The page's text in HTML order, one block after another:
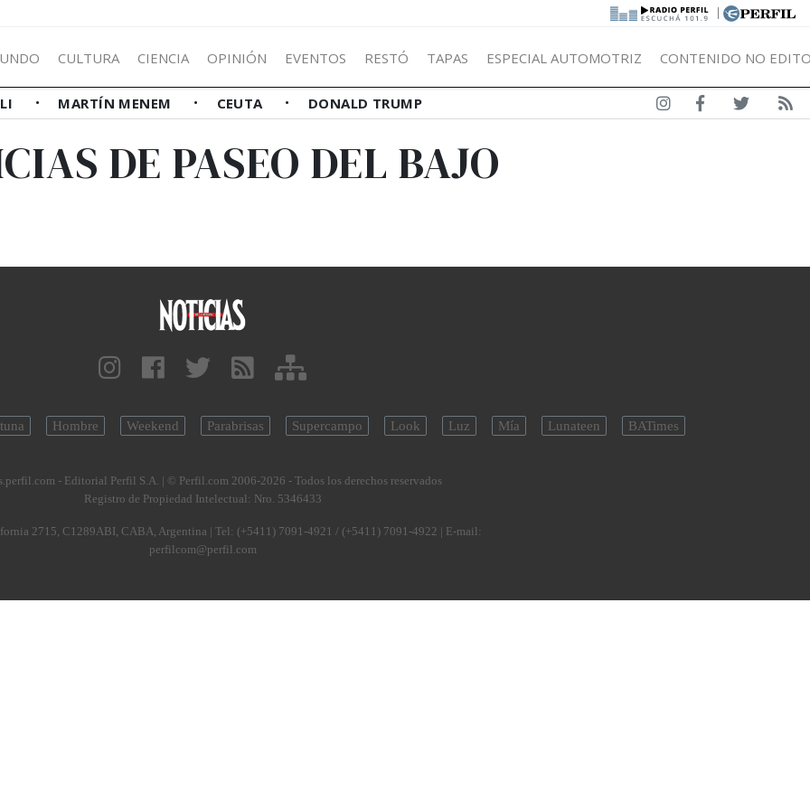
|
CULTURA CIENCIA OPINIÓN EVENTOS RESTÓ TAPAS ESPECIAL AUTOMOTRIZ CONTENIDO NO
MARTÍN MENEM CEUTA DONALD TRUMP
DE PASEO DEL BAJO
Hombre Weekend Parabrisas Supercampo Look Luz Mía Lunateen BATimes
- Editorial Perfil S.A. | © Perfil.com 2006-2026 - Todos los derechos reservados
Registro de Propiedad Intelectual: Nro. 5346433
2715, C1289ABI, CABA, Argentina | Tel: (+5411) 7091-4921 / (+5411) 7091-4922 | E-mail:
perfilcom@perfil.com